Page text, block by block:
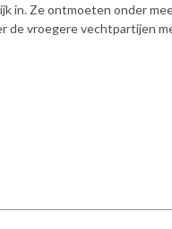
in. Ze ontmoeten onder
vroegere vechtpartijen